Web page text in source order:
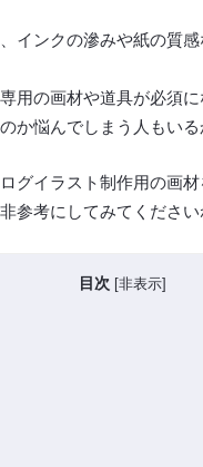
インクの滲みや紙の質
用の画材や道具が必須に
か悩んでしまう人もいる
グイラスト制作用の画材
参考にしてみてください
目次 [非表示]